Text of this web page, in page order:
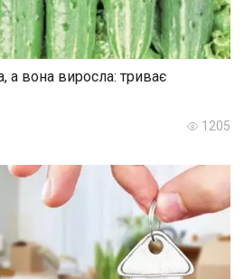
а вона виросла: триває
1205